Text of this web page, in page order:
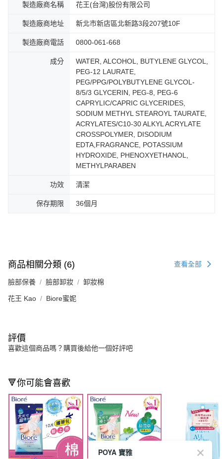
製造廠商名稱 花王(台灣)股份有限公司
製造廠商地址 新北市新店區北新路3段207號10F
製造廠商電話 0800-061-668
成分
WATER, ALCOHOL, BUTYLENE GLYCOL,
PEG-12 LAURATE,
PEG/PPG/POLYBUTYLENE GLYCOL-
8/5/3 GLYCERIN, PEG-8, PEG-6
CAPRYLIC/CAPRIC GLYCERIDES,
SODIUM METHYL STEAROYL TAURATE,
ACRYLATES/C10-30 ALKYL ACRYLATE
CROSSPOLYMER, DISODIUM
EDTA,FRAGRANCE, POTASSIUM
HYDROXIDE, PHENOXYETHANOL,
METHYLPARABEN
功效 清潔
保存期限 36個月
商品相關分類 (6) 查看全部
臉部保養 臉部卸妝 卸妝棉
花王 Kao Biore蜜妮
評價
喜歡這個商品嗎？購買後給他一個好評吧
🔻你可能會喜歡
POYA 寶雅